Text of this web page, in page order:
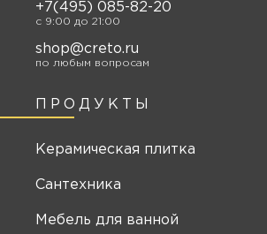
ПРОДУКТЫ
Керамическая плитка
Сантехника
Мебель для ванной
+7(495) 085-82-20
c 9:00 до 21:00
shop@creto.ru
по любым вопросам